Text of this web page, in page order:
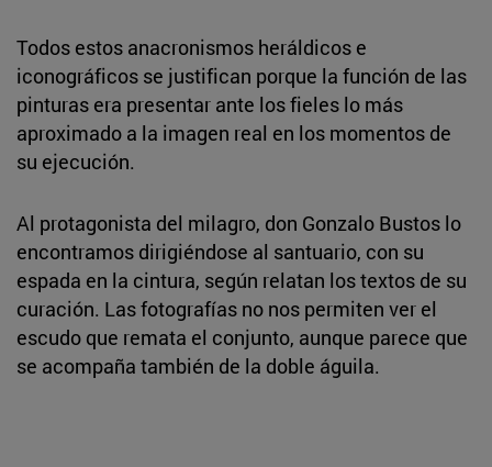
Todos estos anacronismos heráldicos e
iconográficos se justifican porque la función de las
pinturas era presentar ante los fieles lo más
aproximado a la imagen real en los momentos de
su ejecución.
Al protagonista del milagro, don Gonzalo Bustos lo
encontramos dirigiéndose al santuario, con su
espada en la cintura, según relatan los textos de su
curación. Las fotografías no nos permiten ver el
escudo que remata el conjunto, aunque parece que
se acompaña también de la doble águila.